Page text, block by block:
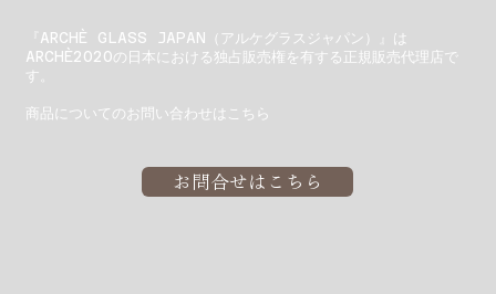
『ARCHÈ GLASS JAPAN（アルケグラスジャパン）』は
ARCHÈ2020の日本における独占販売権を有する正規販売代理店で
す。
商品についてのお問い合わせはこちら
お問合せはこちら